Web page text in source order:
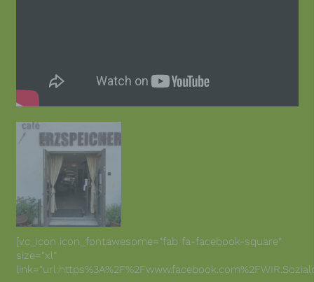
[vc_icon icon_fontawesome=“fab fa-facebook-square“
size=“xl“